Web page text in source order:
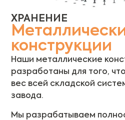
ХРАНЕНИЕ
конструкции
Наши металлические
разработаны для того,
вес всей складской
завода.
Мы разрабатываем